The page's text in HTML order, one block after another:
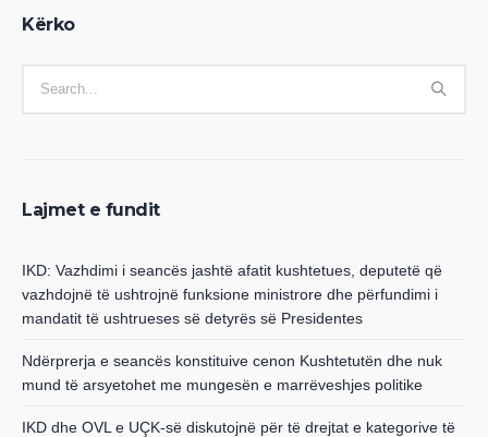
Kërko
Lajmet e fundit
IKD: Vazhdimi i seancës jashtë afatit kushtetues, deputetë që
vazhdojnë të ushtrojnë funksione ministrore dhe përfundimi i
mandatit të ushtrueses së detyrës së Presidentes
Ndërprerja e seancës konstituive cenon Kushtetutën dhe nuk
mund të arsyetohet me mungesën e marrëveshjes politike
IKD dhe OVL e UÇK-së diskutojnë për të drejtat e kategorive të